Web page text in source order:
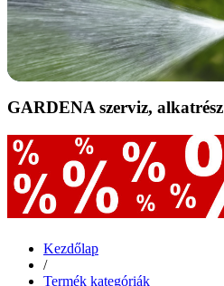
GARDENA szerviz, alkatrész
Kezdőlap
/
Termék kategóriák